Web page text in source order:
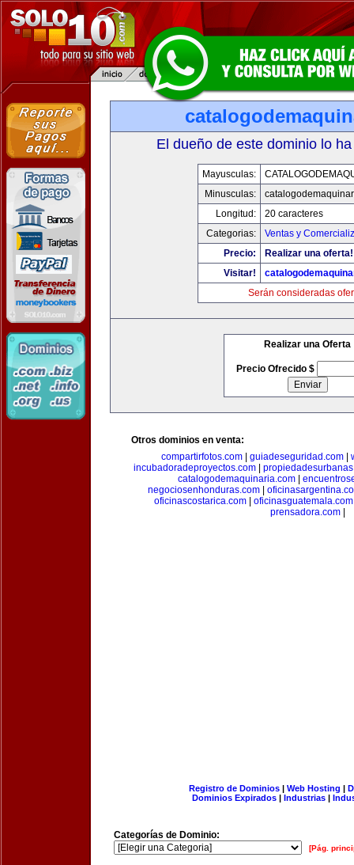
El dueño de este dominio lo
Mayusculas:
Minusculas:
Longitud:
20 caracteres
Categorias:
Ventas y
Precio:
Realizar una oferta!
Visitar!
Serán consideradas
Realizar una Oferta
Precio Ofrecido $
Otros dominios en venta:
compartirfotos.com| guiadeseguridad.com|
incubadoradeproyectos.com
catalogodemaquinaria.com|
negociosenhonduras.com
oficinascostarica.com
oficinasguatemala.com
prensadora.com|
Registro de Dominios| Web Hosting |
Dominios Expirados | Industrias |
Categorías de Dominio:
[Pág.